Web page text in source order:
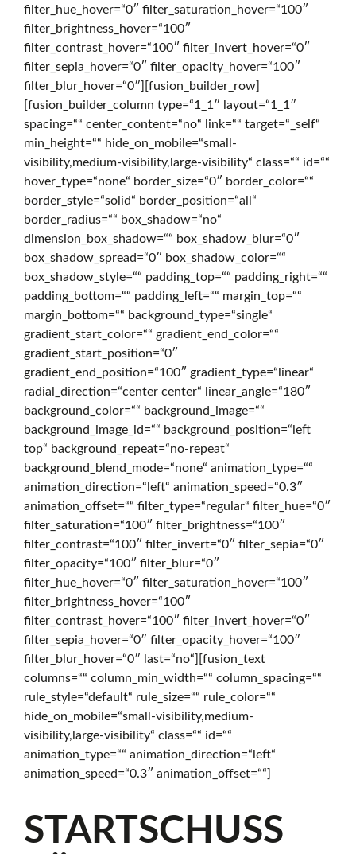
e
D
o
e
filter_hue_hover=“0″ filter_saturation_hover=“100″
filter_brightness_hover=“100″
filter_contrast_hover=“100″ filter_invert_hover=“0″
filter_sepia_hover=“0″ filter_opacity_hover=“100″
filter_blur_hover=“0″][fusion_builder_row]
[fusion_builder_column type=“1_1″ layout=“1_1″
spacing=““ center_content=“no“ link=““ target=“_self“
min_height=““ hide_on_mobile=“small-
visibility,medium-visibility,large-visibility“ class=““ id=““
hover_type=“none“ border_size=“0″ border_color=““
border_style=“solid“ border_position=“all“
border_radius=““ box_shadow=“no“
dimension_box_shadow=““ box_shadow_blur=“0″
box_shadow_spread=“0″ box_shadow_color=““
box_shadow_style=““ padding_top=““ padding_right=““
padding_bottom=““ padding_left=““ margin_top=““
margin_bottom=““ background_type=“single“
gradient_start_color=““ gradient_end_color=““
gradient_start_position=“0″
gradient_end_position=“100″ gradient_type=“linear“
radial_direction=“center center“ linear_angle=“180″
background_color=““ background_image=““
background_image_id=““ background_position=“left
top“ background_repeat=“no-repeat“
background_blend_mode=“none“ animation_type=““
animation_direction=“left“ animation_speed=“0.3″
animation_offset=““ filter_type=“regular“ filter_hue=“0″
filter_saturation=“100″ filter_brightness=“100″
filter_contrast=“100″ filter_invert=“0″ filter_sepia=“0″
filter_opacity=“100″ filter_blur=“0″
filter_hue_hover=“0″ filter_saturation_hover=“100″
filter_brightness_hover=“100″
filter_contrast_hover=“100″ filter_invert_hover=“0″
filter_sepia_hover=“0″ filter_opacity_hover=“100″
filter_blur_hover=“0″ last=“no“][fusion_text
columns=““ column_min_width=““ column_spacing=““
rule_style=“default“ rule_size=““ rule_color=““
hide_on_mobile=“small-visibility,medium-
visibility,large-visibility“ class=““ id=““
animation_type=““ animation_direction=“left“
animation_speed=“0.3″ animation_offset=““]
STARTSCHUSS